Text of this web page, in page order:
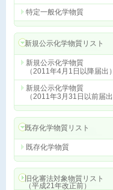
特定一般化学物質
新規公示化学物質リスト
新規公示化学物質
（2011年4月1日以降届出）
新規公示化学物質
（2011年3月31日以前届出
既存化学物質リスト
既存化学物質
旧化審法対象物質リスト
（平成21年改正前）